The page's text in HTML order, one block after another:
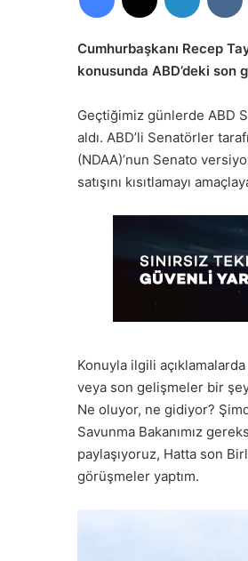
Cumhurbaşkanı Recep
konusunda ABD’deki son
Geçtiğimiz günlerde ABD
aldı. ABD’li Senatörler
(NDAA)’nun Senato
satışını kısıtlamayı
Konuyla ilgili
veya son gelişmeler bir
Ne oluyor, ne gidiyor?
Savunma Bakanımız
paylaşıyoruz, Hatta son
görüşmeler yaptım.